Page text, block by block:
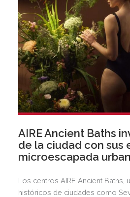
AIRE Ancient Baths
de la ciudad con sus
microescapada
Los centros AIRE Ancient Baths,
históricos de ciudades como